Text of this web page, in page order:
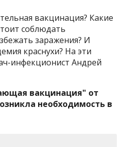
вакцинация? Какие
соблюдать
заражения? И
краснухи? На эти
инфекционист Андрей
вакцинация" от
необходимость в